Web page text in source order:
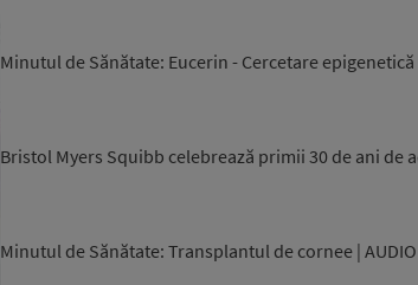
Minutul de Sănătate: Eucerin - Cercetare
Bristol Myers Squibb celebrează primii 30 de ani de
Minutul de Sănătate: Transplantul de cornee | AUDIO